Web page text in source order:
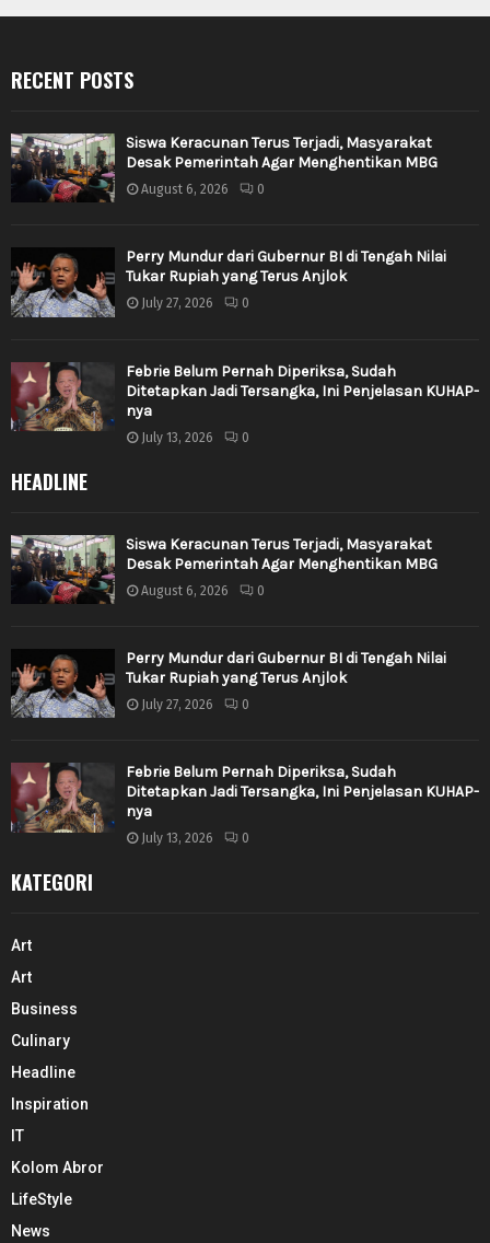
RECENT POSTS
Siswa Keracunan Terus Terjadi, Masyarakat
Desak Pemerintah Agar Menghentikan MBG
August 6, 2026 0
Perry Mundur dari Gubernur BI di Tengah Nilai
Tukar Rupiah yang Terus Anjlok
July 27, 2026 0
Febrie Belum Pernah Diperiksa, Sudah
Ditetapkan Jadi Tersangka, Ini Penjelasan KUHAP-
nya
July 13, 2026 0
HEADLINE
Siswa Keracunan Terus Terjadi, Masyarakat
Desak Pemerintah Agar Menghentikan MBG
August 6, 2026 0
Perry Mundur dari Gubernur BI di Tengah Nilai
Tukar Rupiah yang Terus Anjlok
July 27, 2026 0
Febrie Belum Pernah Diperiksa, Sudah
Ditetapkan Jadi Tersangka, Ini Penjelasan KUHAP-
nya
July 13, 2026 0
KATEGORI
Art
Art
Business
Culinary
Headline
Inspiration
IT
Kolom Abror
LifeStyle
News